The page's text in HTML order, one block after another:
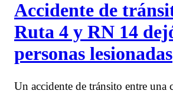
Accidente de
Ruta 4 y RN 14
personas lesionadas
Un accidente de tránsito entre una